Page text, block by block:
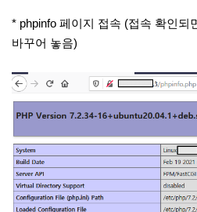
* phpinfo 페이지 접속 (접속 확인되
바꾸어 놓음)